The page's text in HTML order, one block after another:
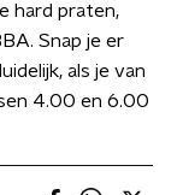
hard praten,
Snap je er
als je van
4.00 en 6.00